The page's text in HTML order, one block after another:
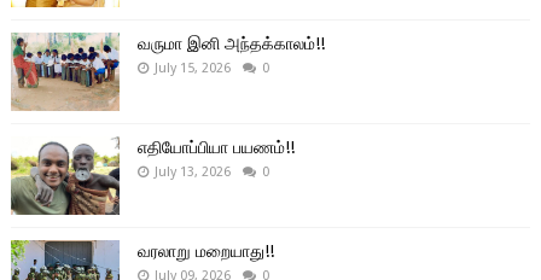
வருமா இனி அந்தக்காலம்!!
July 15, 2026 0
எதியோப்பியா பயணம்!!
July 13, 2026 0
வரலாறு மறையாது!!
July 09, 2026 0